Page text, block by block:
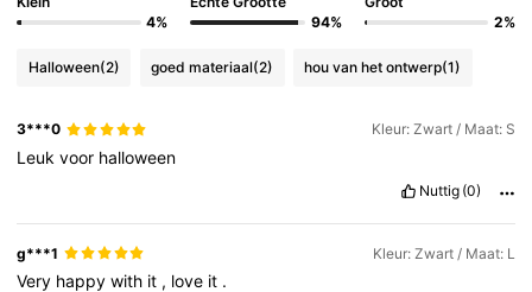
4%
94%
2%
Halloween(2) goed materiaal(2) hou van het ontwerp(1)
3***0 Kleur: Zwart / Maat: S
Leukvoor halloween
Nuttig (0)
g***1 Kleur: Zwart / Maat: L
Very happywith it , love it .